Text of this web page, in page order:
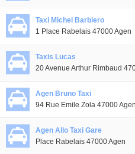
Taxi Michel Barbiero
1 Place Rabelais 47000 Agen
Taxis Lucas
20 Avenue Arthur Rimbaud
Agen Bruno Taxi
94 Rue Emile Zola 47000 Agen
Agen Allo Taxi Gare
Place Rabelais 47000 Agen